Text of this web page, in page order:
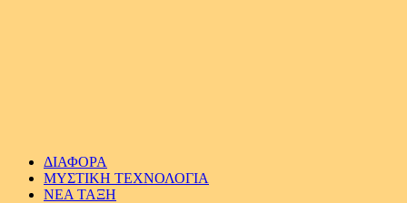
ΔΙΑΦΟΡΑ
ΜΥΣΤΙΚΗ ΤΕΧΝΟΛΟΓΙΑ
ΝΕΑ ΤΑΞΗ